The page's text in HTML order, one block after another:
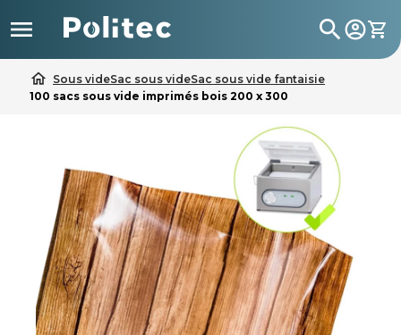
 search
home Sous videSac sous videSac sous vide fantaisie
100 sacs sous vide imprimés bois 200 x 300